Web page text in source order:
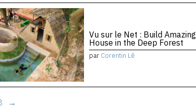
Vu sur le Net : Build Amazing
House in the Deep Forest
par Corentin Lê
→